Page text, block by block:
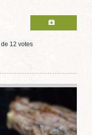
12 votes